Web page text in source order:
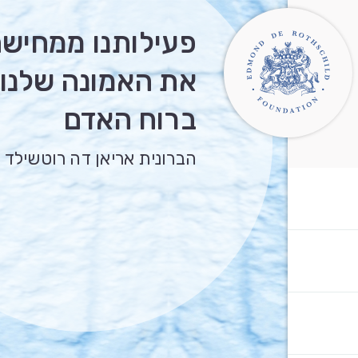
פעילותנו
את האמונה שלנו
ברוח האדם
הברונית אריאן דה רוטשילד